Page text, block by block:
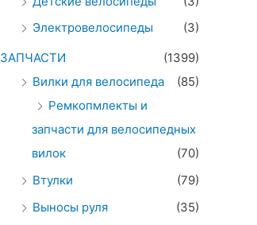
Электровелосипеды
(3)
ЗАПЧАСТИ
(1399)
Вилки для велосипеда
(85)
Ремкопмлекты и
запчасти для велосипедных
вилок
(70)
Втулки
(79)
Выносы руля
(35)